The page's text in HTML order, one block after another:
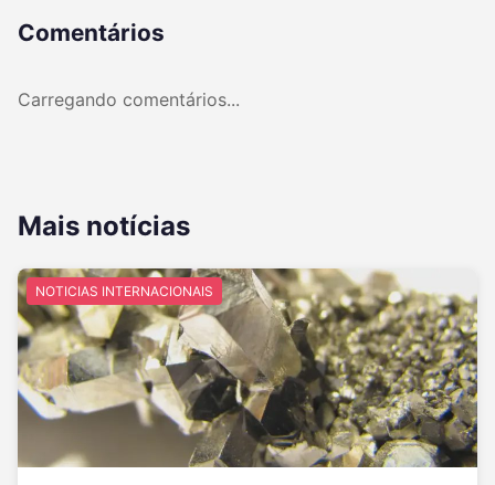
Comentários
Carregando comentários...
Mais notícias
NOTICIAS INTERNACIONAIS